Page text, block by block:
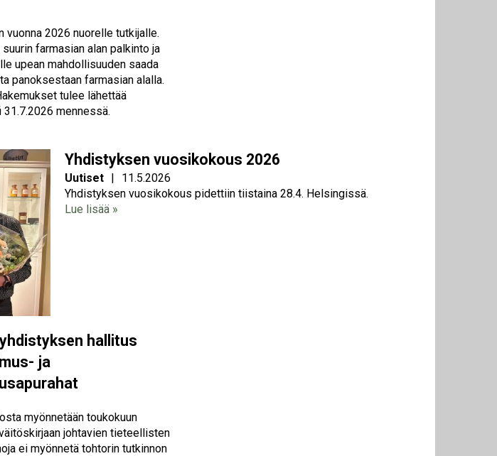
vuonna 2026 nuorelle tutkijalle.
farmasian alan palkinto ja
upean mahdollisuuden saada
panoksestaan farmasian alalla.
tulee lähettää
mennessä.
Yhdistyksen vuosikokous 2026
Uutiset |
11.5.2026
Yhdistyksen vuosikokous pidettiin tiistaina 28.4. Helsingissä.
Lue lisää »
hallitus
ja
myönnetään toukokuun
johtavien tieteellisten
ei myönnetä tohtorin tutkinnon